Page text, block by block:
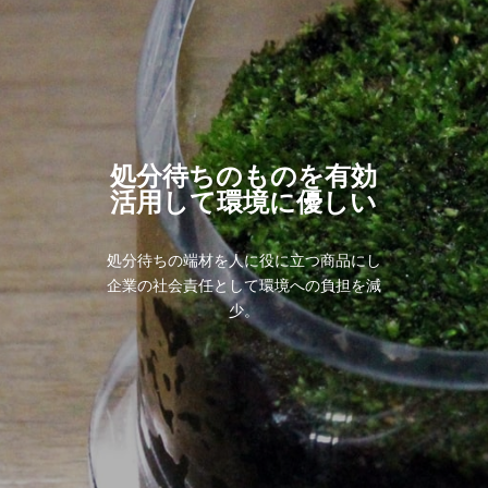
処分待ちのものを有効
活用して環境に優しい
処分待ちの端材を人に役に立つ商品にし
企業の社会責任として環境への負担を減
少。